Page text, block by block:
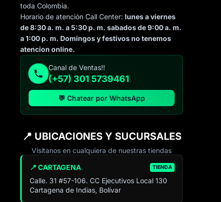
toda Colombia.
Horario de atención Call Center:lunes a viernes
de 8:30 a. m. a 5:30 p. m. sabados de 9:00 a. m.
a 1:00 p. m. Domingos y festivos no tenemos
atencion online.
Canal de Ventas!!
(+57) 301 5739461
💬 Chatear por WhatsApp
📍 UBICACIONES Y SUCURSALES
Visítanos en cualquiera de nuestras tiendas
📍 CARTAGENA TIENDA
Calle. 31 #57-106. CC Ejecutivos Local 130
Cartagena de Indias, Bolívar